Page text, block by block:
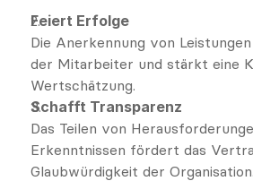
Feiert Erfolge
Die Anerkennung von
der Mitarbeiter und stärkt eine
Wertschätzung.
Schafft Transparenz
Das Teilen von
Erkenntnissen fördert das
Glaubwürdigkeit der Organisation.